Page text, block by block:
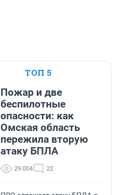
ТОП 5
Пожар и две
беспилотные
опасности: как
Омская область
пережила вторую
атаку БПЛА
29 004 22